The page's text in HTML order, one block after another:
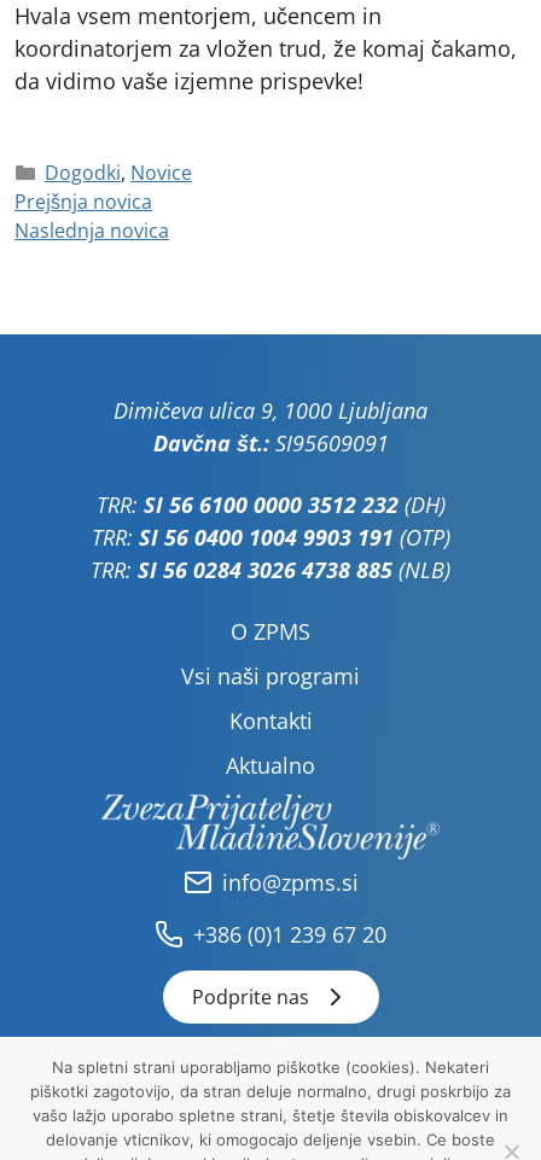
Hvala vsem mentorjem, učencem in
koordinatorjem za vložen trud, že komaj čakamo,
da vidimo vaše izjemne prispevke!
Dogodki, Novice
Prejšnja novica
Naslednja novica
Dimičeva ulica 9, 1000 Ljubljana
Davčna št.:SI95609091
TRR: SI 56 6100 0000 3512 232(DH)
TRR: SI 56 0400 1004 9903 191 (OTP)
TRR: SI 56 0284 3026 4738 885 (NLB)
O ZPMS
Vsi naši programi
Kontakti
Aktualno
info@zpms.si
+386 (0)1 239 67 20
Podprite nas
Pravna obvestila
Politika zasebnosti
Na spletni strani uporabljamo piškotke (cookies). Nekateri
piškotki zagotovijo, da stran deluje normalno, drugi poskrbijo za
vašo lažjo uporabo spletne strani, štetje števila obiskovalcev in
delovanje vticnikov, ki omogocajo deljenje vsebin. Ce boste